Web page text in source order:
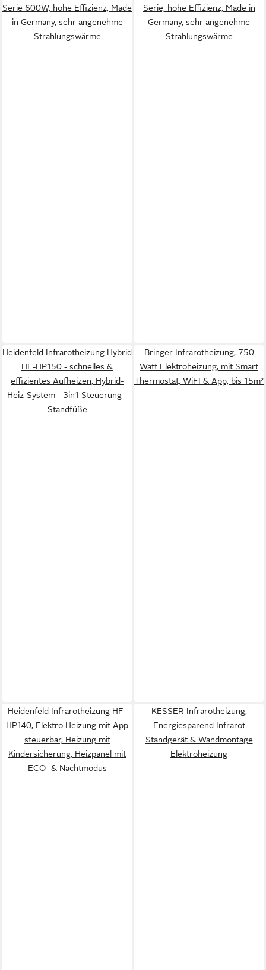
Serie 600W, hohe Effizienz, Made
in Germany, sehr angenehme
Strahlungswärme
Serie, hohe Effizienz, Made in
Germany, sehr angenehme
Strahlungswärme
Heidenfeld Infrarotheizung Hybrid
HF-HP150 - schnelles &
effizientes Aufheizen, Hybrid-
Heiz-System - 3in1 Steuerung -
Standfüße
Bringer Infrarotheizung, 750
Watt Elektroheizung, mit Smart
Thermostat, WiFI & App, bis 15m²
Heidenfeld Infrarotheizung HF-
HP140, Elektro Heizung mit App
steuerbar, Heizung mit
Kindersicherung, Heizpanel mit
ECO- & Nachtmodus
KESSER Infrarotheizung,
Energiesparend Infrarot
Standgerät & Wandmontage
Elektroheizung